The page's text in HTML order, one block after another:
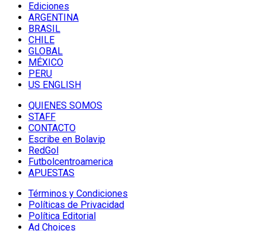
Ediciones
ARGENTINA
BRASIL
CHILE
GLOBAL
MÉXICO
PERU
US ENGLISH
QUIENES SOMOS
STAFF
CONTACTO
Escribe en Bolavip
RedGol
Futbolcentroamerica
APUESTAS
Términos y Condiciones
Políticas de Privacidad
Política Editorial
Ad Choices